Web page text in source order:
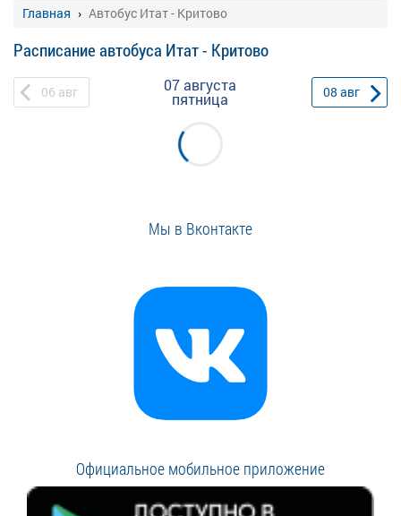
Главная Автобус Итат - Критово
Расписание автобуса Итат - Критово
06 авг 07 августа
пятница 08 авг
Мы в Вконтакте
Официальное мобильное приложение